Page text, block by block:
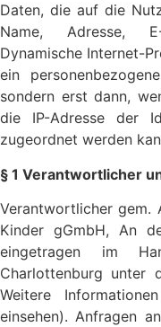
Daten, die auf die
Name, Adresse, E-
Dynamische Internet-
ein
sondern erst dann,
die IP-Adresse der
zugeordnet werden
§ 1 Verantwortlicher
Verantwortlicher gem.
Kinder gGmbH, An
eingetragen im
Charlottenburg unter
Weitere
einsehen). Anfragen